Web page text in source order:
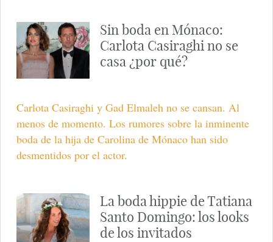
Sin boda en Mónaco:
Carlota Casiraghi no se
casa ¿por qué?
Carlota Casiraghi y Gad Elmaleh no se cansan. Al
menos de momento. Los rumores sobre la inminente
boda de la hija de Carolina de Mónaco han sido
desmentidos por el actor.
La boda hippie de Tatiana
Santo Domingo: los looks
de los invitados